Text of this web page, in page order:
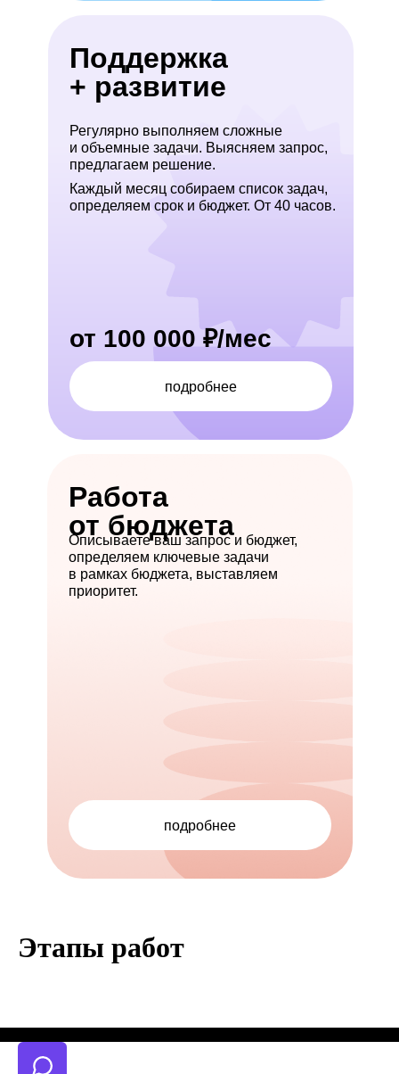
подробнее
Работа
от бюджета
Описываете ваш запрос и бюджет,
определяем ключевые задачи
в рамках бюджета, выставляем
приоритет.
Поддержка
+ развитие
Регулярно выполняем сложные
и объемные задачи. Выясняем запрос,
предлагаем решение.
Каждый месяц собираем список задач,
определяем срок и бюджет. От 40 часов.
подробнее
от 100 000 ₽/мес
Этапы работ